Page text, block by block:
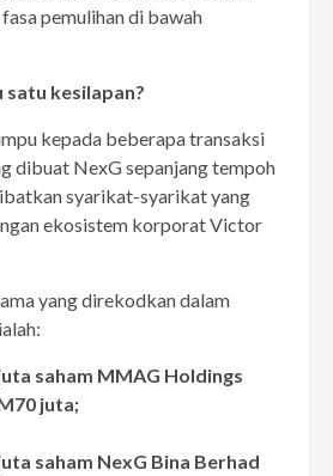
pemulihan di bawah
satu kesilapan?
kepada beberapa transaksi
dibuat NexG sepanjang tempoh
syarikat-syarikat yang
ekosistem korporat Victor
yang direkodkan dalam
saham MMAG Holdings
juta;
saham NexG Bina Berhad